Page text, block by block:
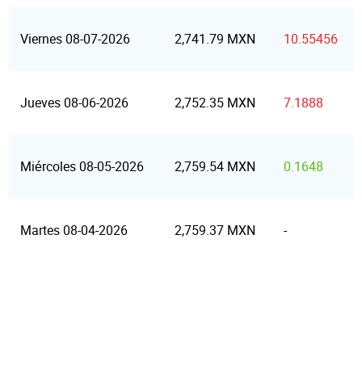
Viernes 08-07-2026 2,741.79 MXN 10.55456
Jueves 08-06-2026 2,752.35 MXN 7.1888
Miércoles 08-05-2026 2,759.54 MXN 0.1648
Martes 08-04-2026 2,759.37 MXN -